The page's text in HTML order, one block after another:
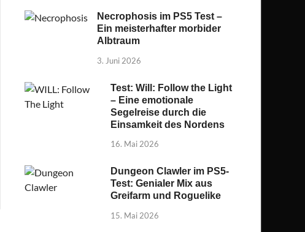
Necrophosis im PS5 Test –
Ein meisterhafter morbider
Albtraum
3. Juni 2026
Test: Will: Follow the Light
– Eine emotionale
Segelreise durch die
Einsamkeit des Nordens
16. Mai 2026
Dungeon Clawler im PS5-
Test: Genialer Mix aus
Greifarm und Roguelike
15. Mai 2026